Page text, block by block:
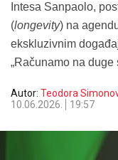
Intesa Sanpaolo,
(longevity) na
ekskluzivnim
„Računamo na duge
Autor: Teodora
10.06.2026.
19:57